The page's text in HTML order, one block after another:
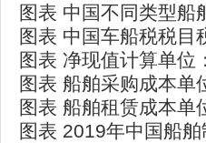
图表 中国不同类型船
图表 中国车船税税目
图表 净现值计算单位
图表 船舶采购成本单
图表 船舶租赁成本单
图表 2019年中国船